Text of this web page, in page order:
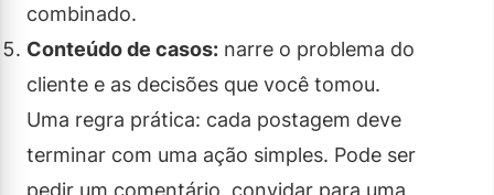
combinado.
Conteúdo de casos: narre o problema do
cliente e as decisões que você tomou.
Uma regra prática: cada postagem deve
terminar com uma ação simples. Pode ser
pedir um comentário, convidar para uma